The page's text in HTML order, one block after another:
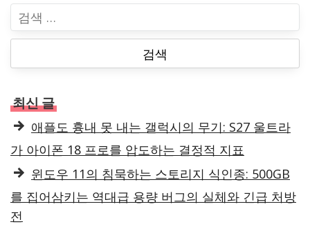
검
색
최신 글
애플도 흉내 못 내는 갤럭시의 무기: S27 울트라
가 아이폰 18 프로를 압도하는 결정적 지표
윈도우 11의 침묵하는 스토리지 식인종: 500GB
를 집어삼키는 역대급 용량 버그의 실체와 긴급 처방
전